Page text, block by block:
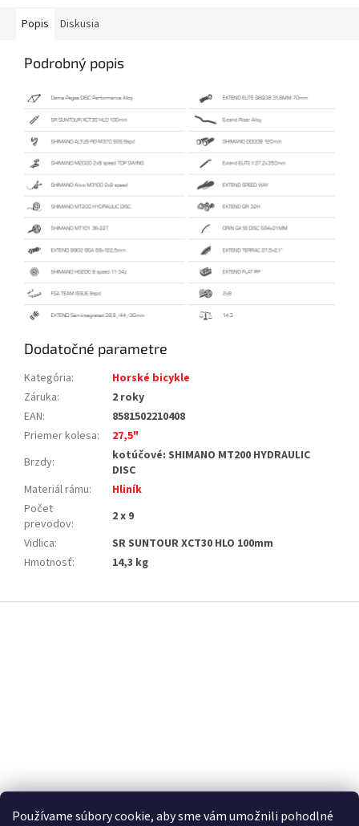
Používame súbory cookie, aby sme vám umožnili pohodlné
Popis Diskusia
Podrobný popis
Dodatočné parametre
Kategória:
Horské bicykle
Záruka:
2 roky
EAN:
8581502210408
Priemer kolesa:
27,5"
Brzdy:
kotúčové: SHIMANO MT200 HYDRAULIC
DISC
Materiál rámu:
Hliník
Počet
prevodov:
2 x 9
Vidlica:
SR SUNTOUR XCT30 HLO 100mm
Hmotnosť: 14,3 kg